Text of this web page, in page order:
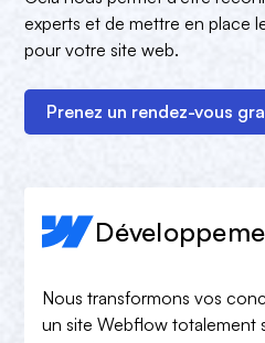
experts et de mettre en place
pour votre site web.
Prenez un rendez-vous
Nous transformons vos
un site Webflow totalement